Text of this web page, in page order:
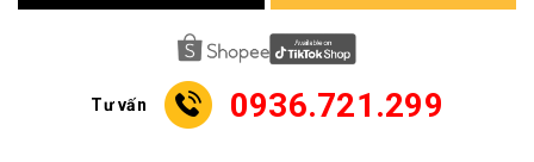
Tư vấn 0936.721.299